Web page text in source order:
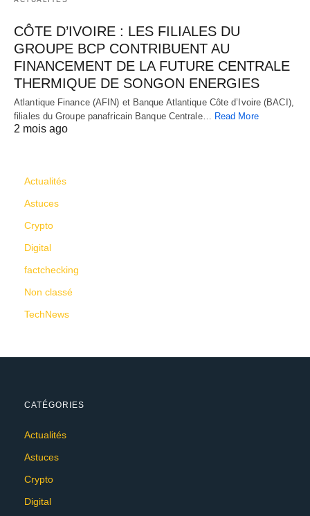
CÔTE D’IVOIRE : LES FILIALES DU
GROUPE BCP CONTRIBUENT AU
FINANCEMENT DE LA FUTURE CENTRALE
THERMIQUE DE SONGON ENERGIES
Atlantique Finance (AFIN) et Banque Atlantique Côte d’Ivoire (BACI),
filiales du Groupe panafricain Banque Centrale… Read More
2 mois ago
Actualités
Astuces
Crypto
Digital
factchecking
Non classé
TechNews
CATÉGORIES
Actualités
Astuces
Crypto
Digital